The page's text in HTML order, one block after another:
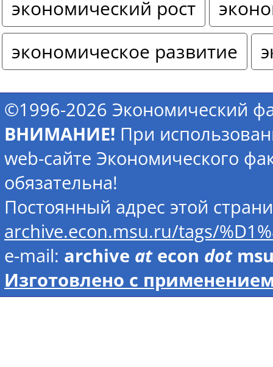
экономический рост
экономическое развитие
©1996-2026 Экономический
ВНИМАНИЕ! При
web-сайте Экономического
обязательна!
Постоянный адрес этой
archive.econ.msu.ru/tags/
e-mail: archive atecon dot
Изготовлено с